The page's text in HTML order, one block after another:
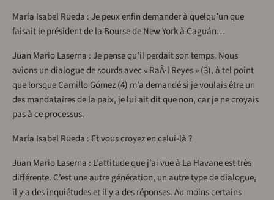
María Isabel Rueda : Je peux enfin demander à quelqu’un que
faisait le président de la Bourse de New York à Caguán…
Juan Mario Laserna : Je pense qu’il perdait son temps. Nous
avions un dialogue de sourds avec « RaÂ·l Reyes » (3), à tel point
que lorsque Camillo Gómez (4) m’a demandé si je voulais être un
des mandataires de la paix, je lui ait dit que non, car je ne croyais
pas à ce processus.
María Isabel Rueda : Et vous croyez en celui-là ?
Juan Mario Laserna : L’attitude que j’ai vue à La Havane est très
différente. C’est une autre génération, un autre type de dialogue,
il y a des inquiétudes et il y a des réponses. Au moins certains